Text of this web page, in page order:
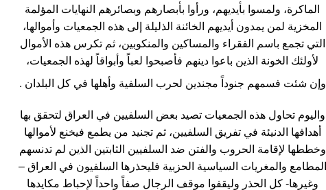
الماكرة، ولمسوا بأيديهم، ورأوا بأبصارهم وبصائرهم النهايات المؤلمة
المخزية لمن يمدون أيديهم الخائنة الذليلة إلى هذه الجمعيات وأموالها،
التي تجمع باسم الفقراء والمساكين والمنكوبين، ثم تكرس هذه الأموال
لأولئك الخونة الذين باعوا دينهم فأصبحوا لعباً وأبواقاً لهذه الجمعيات،
وإن شئت فسمهم جنوداً مجندين لحرب السلفية وأهلها في كل البلدان .
واليوم تحاول هذه الجمعيات تصيد بعض السلفيين في العراق لتحقق بها
أهدافها الدنيئة في تفريق السلفيين، ثم تجنيد من يطمع فيخنع لأموالها
وخططها لإقامة الحروب والفتن ضد السلفيين الثابتين الذين لم تدنسهم
المطامع والمغريات السياسية الحزبية فليحذرها السلفيون في العراق –
وغيرها- كل الحذر وليقفوا موقف الرجال صفاً واحداً لإحباط مكايدها